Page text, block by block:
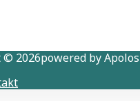
2026powered by Apolos